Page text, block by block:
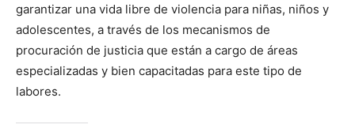
garantizar una vida libre de violencia para niñas, niños y
adolescentes, a través de los mecanismos de
procuración de justicia que están a cargo de áreas
especializadas y bien capacitadas para este tipo de
labores.